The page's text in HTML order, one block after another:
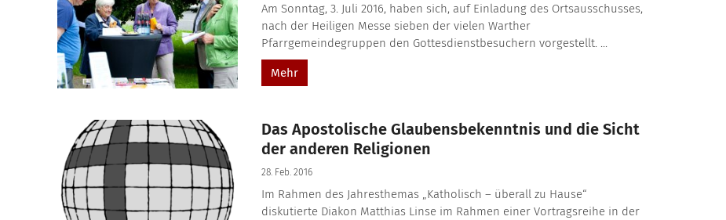
Am Sonntag, 3. Juli 2016, haben sich, auf Einladung des Ortsausschusses,
nach der Heiligen Messe sieben der vielen Warther
Pfarrgemeindegruppen den Gottesdienstbesuchern vorgestellt. ...
Mehr
Das Apostolische Glaubensbekenntnis und die Sicht
der anderen Religionen
28. Feb. 2016
Im Rahmen des Jahresthemas „Katholisch – überall zu Hause“
diskutierte Diakon Matthias Linse im Rahmen einer Vortragsreihe in der